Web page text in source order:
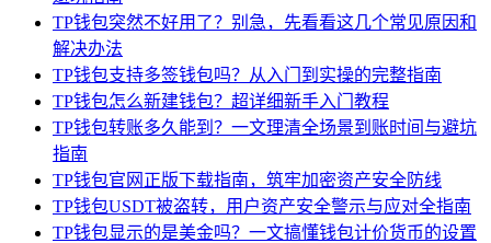
TP钱包突然不好用了？别急，先看看这几个常见原因和
解决办法
TP钱包支持多签钱包吗？从入门到实操的完整指南
TP钱包怎么新建钱包？超详细新手入门教程
TP钱包转账多久能到？一文理清全场景到账时间与避坑
指南
TP钱包官网正版下载指南，筑牢加密资产安全防线
TP钱包USDT被盗转，用户资产安全警示与应对全指南
TP钱包显示的是美金吗？一文搞懂钱包计价货币的设置